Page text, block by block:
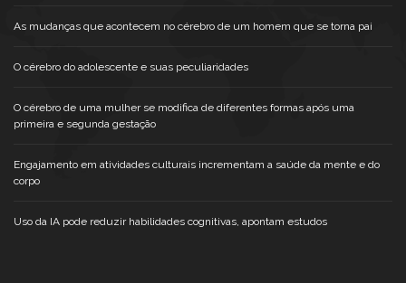
As mudanças que acontecem no cérebro de um homem que se torna pai
O cérebro do adolescente e suas peculiaridades
O cérebro de uma mulher se modifica de diferentes formas após uma
primeira e segunda gestação
Engajamento em atividades culturais incrementam a saúde da mente e do
corpo
Uso da IA pode reduzir habilidades cognitivas, apontam estudos